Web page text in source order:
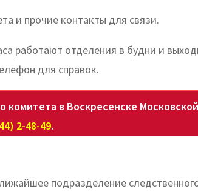
и прочие контакты для связи.
работают отделения в будни и
для справок.
комитета в Воскресенске Московской
2-48-49.
подразделение